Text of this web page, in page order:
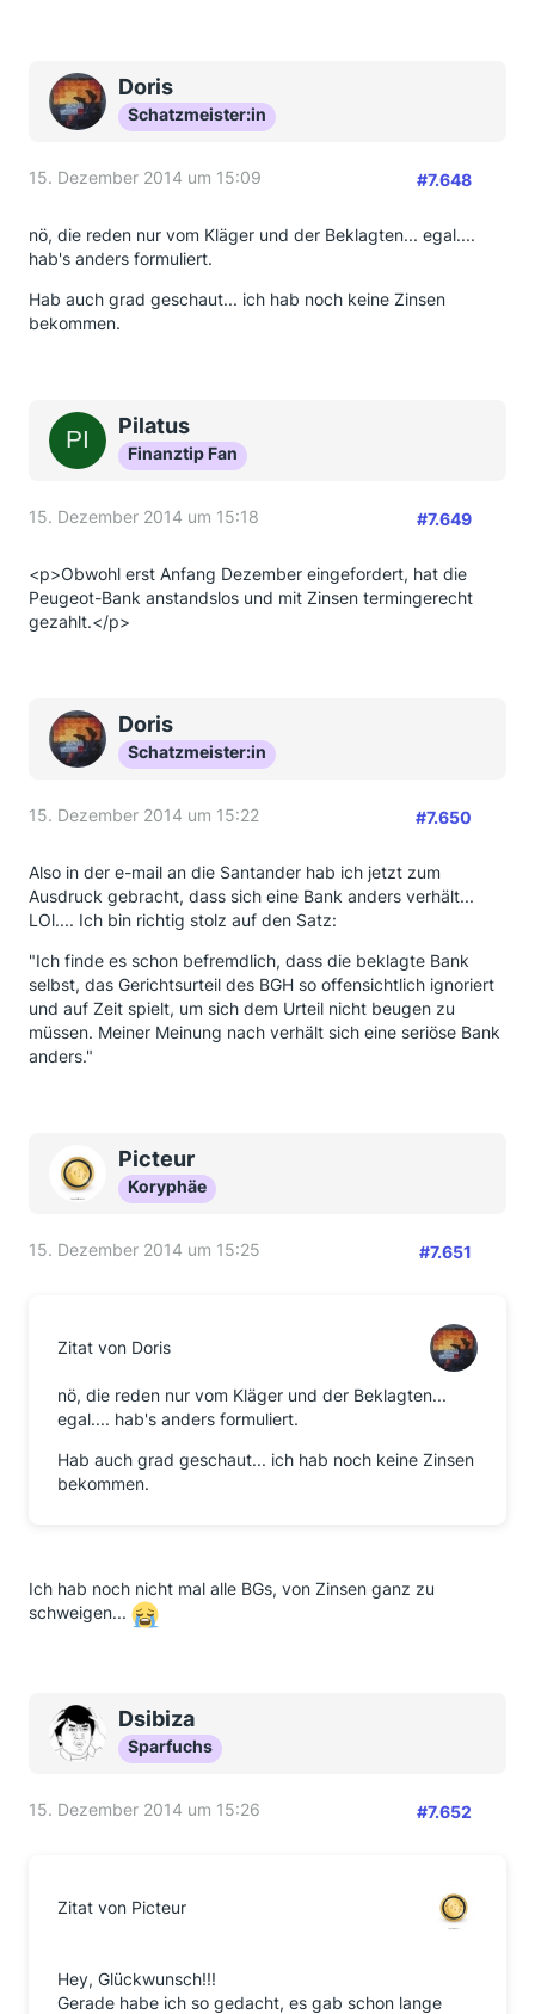
Doris
Schatzmeister:in
15. Dezember 2014 um 15:09 #7.648
nö, die reden nur vom Kläger und der Beklagten... egal....
hab's anders formuliert.
Hab auch grad geschaut... ich hab noch keine Zinsen
bekommen.
Pilatus
Finanztip Fan
15. Dezember 2014 um 15:18 #7.649
<p>Obwohl erst Anfang Dezember eingefordert, hat die
Peugeot-Bank anstandslos und mit Zinsen termingerecht
gezahlt.</p>
Doris
Schatzmeister:in
15. Dezember 2014 um 15:22 #7.650
Also in der e-mail an die Santander hab ich jetzt zum
Ausdruck gebracht, dass sich eine Bank anders verhält...
LOl.... Ich bin richtig stolz auf den Satz:
"Ich finde es schon befremdlich, dass die beklagte Bank
selbst, das Gerichtsurteil des BGH so offensichtlich ignoriert
und auf Zeit spielt, um sich dem Urteil nicht beugen zu
müssen. Meiner Meinung nach verhält sich eine seriöse Bank
anders."
Picteur
Koryphäe
15. Dezember 2014 um 15:25 #7.651
Zitat von Doris
nö, die reden nur vom Kläger und der Beklagten...
egal.... hab's anders formuliert.
Hab auch grad geschaut... ich hab noch keine Zinsen
bekommen.
Ich hab noch nicht mal alle BGs, von Zinsen ganz zu
schweigen...
Dsibiza
Sparfuchs
15. Dezember 2014 um 15:26 #7.652
Zitat von Picteur
Hey, Glückwunsch!!!
Gerade habe ich so gedacht, es gab schon lange